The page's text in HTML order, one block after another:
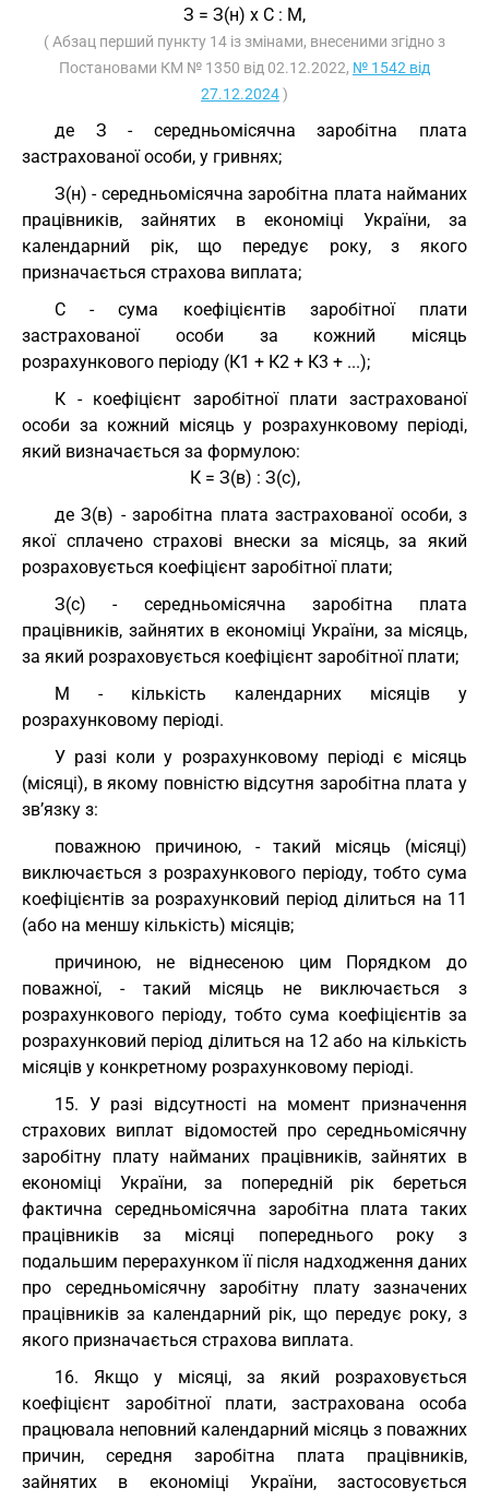
З = З(н) х С : М,
( Абзац перший пункту 14 із змінами, внесеними згідно з
Постановами КМ № 1350 від 02.12.2022, № 1542 від
27.12.2024)
де З - середньомісячна заробітна плата
застрахованої особи, у гривнях;
З(н) - середньомісячна заробітна плата найманих
працівників, зайнятих в економіці України, за
календарний рік, що передує року, з якого
призначається страхова виплата;
С - сума коефіцієнтів заробітної плати
застрахованої особи за кожний місяць
розрахункового періоду (К1 + К2 + К3 + ...);
К - коефіцієнт заробітної плати застрахованої
особи за кожний місяць у розрахунковому періоді,
який визначається за формулою:
К = З(в) : З(с),
де З(в) - заробітна плата застрахованої особи, з
якої сплачено страхові внески за місяць, за який
розраховується коефіцієнт заробітної плати;
З(с) - середньомісячна заробітна плата
працівників, зайнятих в економіці України, за місяць,
за який розраховується коефіцієнт заробітної плати;
М - кількість календарних місяців у
розрахунковому періоді.
У разі коли у розрахунковому періоді є місяць
(місяці), в якому повністю відсутня заробітна плата у
зв’язку з:
поважною причиною, - такий місяць (місяці)
виключається з розрахункового періоду, тобто сума
коефіцієнтів за розрахунковий період ділиться на 11
(або на меншу кількість) місяців;
причиною, не віднесеною цим Порядком до
поважної, - такий місяць не виключається з
розрахункового періоду, тобто сума коефіцієнтів за
розрахунковий період ділиться на 12 або на кількість
місяців у конкретному розрахунковому періоді.
15. У разі відсутності на момент призначення
страхових виплат відомостей про середньомісячну
заробітну плату найманих працівників, зайнятих в
економіці України, за попередній рік береться
фактична середньомісячна заробітна плата таких
працівників за місяці попереднього року з
подальшим перерахунком її після надходження даних
про середньомісячну заробітну плату зазначених
працівників за календарний рік, що передує року, з
якого призначається страхова виплата.
16. Якщо у місяці, за який розраховується
коефіцієнт заробітної плати, застрахована особа
працювала неповний календарний місяць з поважних
причин, середня заробітна плата працівників,
зайнятих в економіці України, застосовується